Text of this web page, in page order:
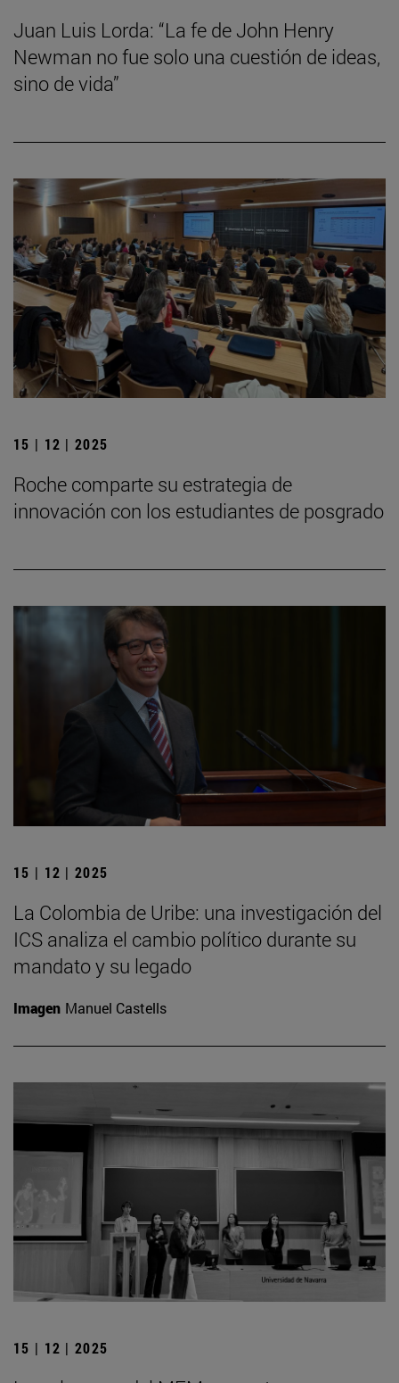
Juan Luis Lorda: “La fe de John Henry
Newman no fue solo una cuestión de ideas,
sino de vida”
15 | 12 | 2025
Roche comparte su estrategia de
innovación con los estudiantes de posgrado
15 | 12 | 2025
La Colombia de Uribe: una investigación del
ICS analiza el cambio político durante su
mandato y su legado
Imagen Manuel Castells
15 | 12 | 2025